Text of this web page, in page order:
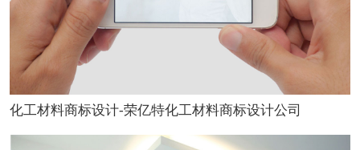
化工材料商标设计-荣亿特化工材料商标设计公司